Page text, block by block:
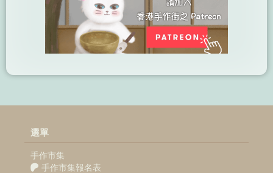
選單
手作市集
手作市集報名表